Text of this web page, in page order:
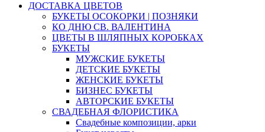
ДОСТАВКА ЦВЕТОВ
БУКЕТЫ ОСОКОРКИ | ПОЗНЯКИ
КО ДНЮ СВ. ВАЛЕНТИНА
ЦВЕТЫ В ШЛЯПНЫХ КОРОБКАХ
БУКЕТЫ
МУЖСКИЕ БУКЕТЫ
ДЕТСКИЕ БУКЕТЫ
ЖЕНСКИЕ БУКЕТЫ
БИЗНЕС БУКЕТЫ
АВТОРСКИЕ БУКЕТЫ
СВАДЕБНАЯ ФЛОРИСТИКА
Свадебные композиции, арки